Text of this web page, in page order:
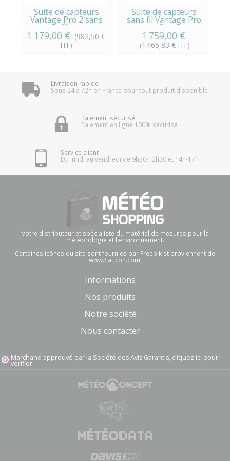
Suite de capteurs
Vantage Pro 2 sans
fil...
1 179,00 € (982,50 €
HT)
Suite de capteurs
sans fil Vantage Pro
2...
1 759,00 €
(1 465,83 € HT)
Livraison rapide
Sous 24 à 72h en France pour tout produit disponible
Paiement sécurisé
Paiement en ligne 100% sécurisé
Service client
Du lundi au vendredi de 9h30-12h30 et 14h-17h
Votre distributeur et spécialiste du matériel de mesures pour la
météorologie et l'environnement.
Certaines icônes du site sont fournies par Freepik et proviennent de
www.flaticon.com.
Informations
Nos produits
Notre société
Nous contacter
Marchand approuvé par la Société des Avis Garantis, cliquez ici pour
vérifier.